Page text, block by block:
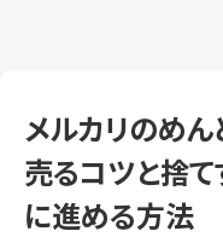
メルカリのめん
売るコツと捨
に進める方法